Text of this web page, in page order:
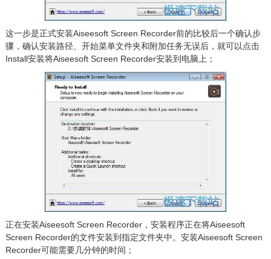
这一步是正式安装Aiseesoft Screen Recorder前的比较后一个确认步
骤，确认安装路径、开始菜单文件夹和附加任务无误后，就可以点击
Install安装将Aiseesoft Screen Recorder安装到电脑上；
正在安装Aiseesoft Screen Recorder，安装程序正在将Aiseesoft
Screen Recorder的文件安装到指定文件夹中。安装Aiseesoft Screen
Recorder可能需要几分钟的时间；